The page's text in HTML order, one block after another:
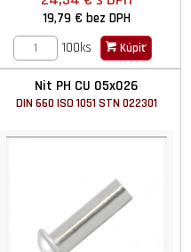
19,79 € bez DPH
100ks
Kúpiť
Nit PH CU 05x026
DIN 660 ISO 1051 STN 022301